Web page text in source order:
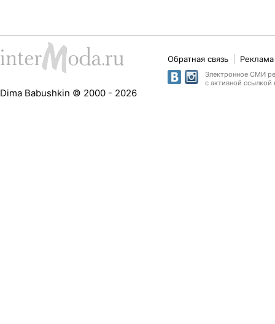
Dima Babushkin © 2000 - 2026
Обратная связь
Электронное СМИ
с активной ссылкой